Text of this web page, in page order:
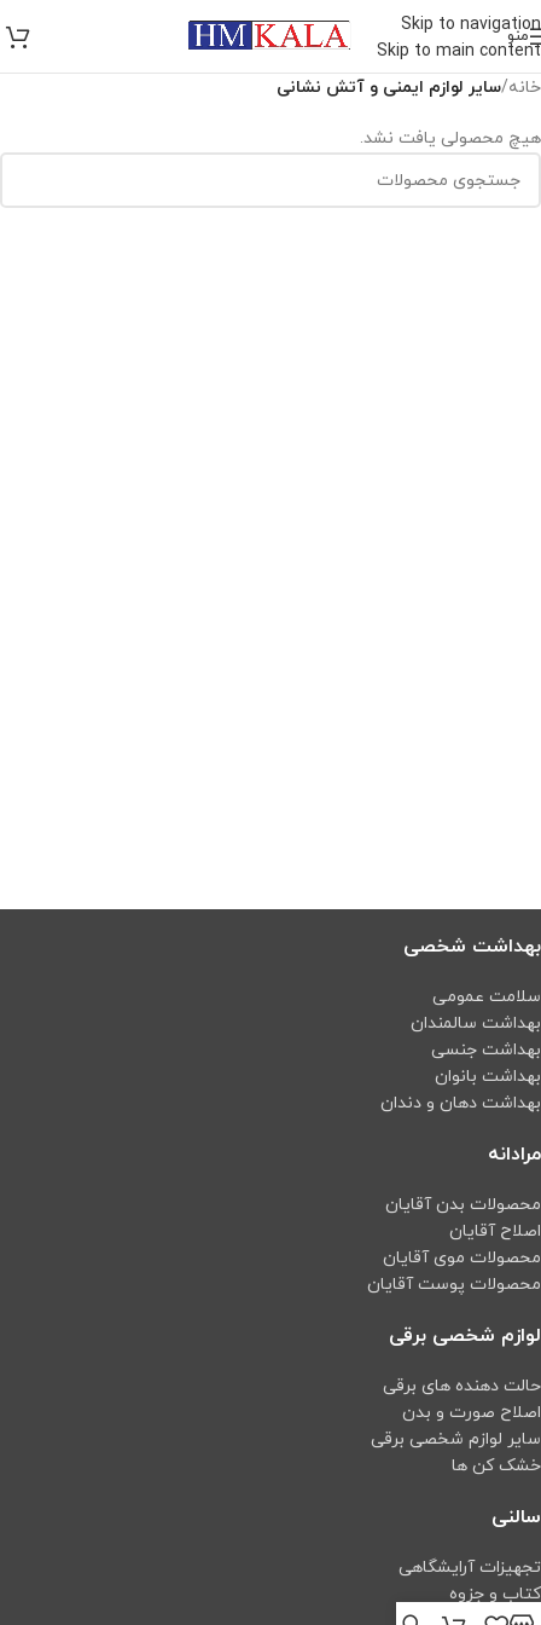
Skip to navigation
Skip to main content
منو
خانه/سایر لوازم ایمنی و آتش نشانی
هیچ محصولی یافت نشد.
بهداشت شخصی
سلامت عمومی
بهداشت سالمندان
بهداشت جنسی
بهداشت بانوان
بهداشت دهان و دندان
مرادانه
محصولات بدن آقایان
اصلاح آقایان
محصولات موی آقایان
محصولات پوست آقایان
لوازم شخصی برقی
حالت دهنده های برقی
اصلاح صورت و بدن
سایر لوازم شخصی برقی
خشک کن ها
سالنی
تجهیزات آرایشگاهی
کتاب و جزوه